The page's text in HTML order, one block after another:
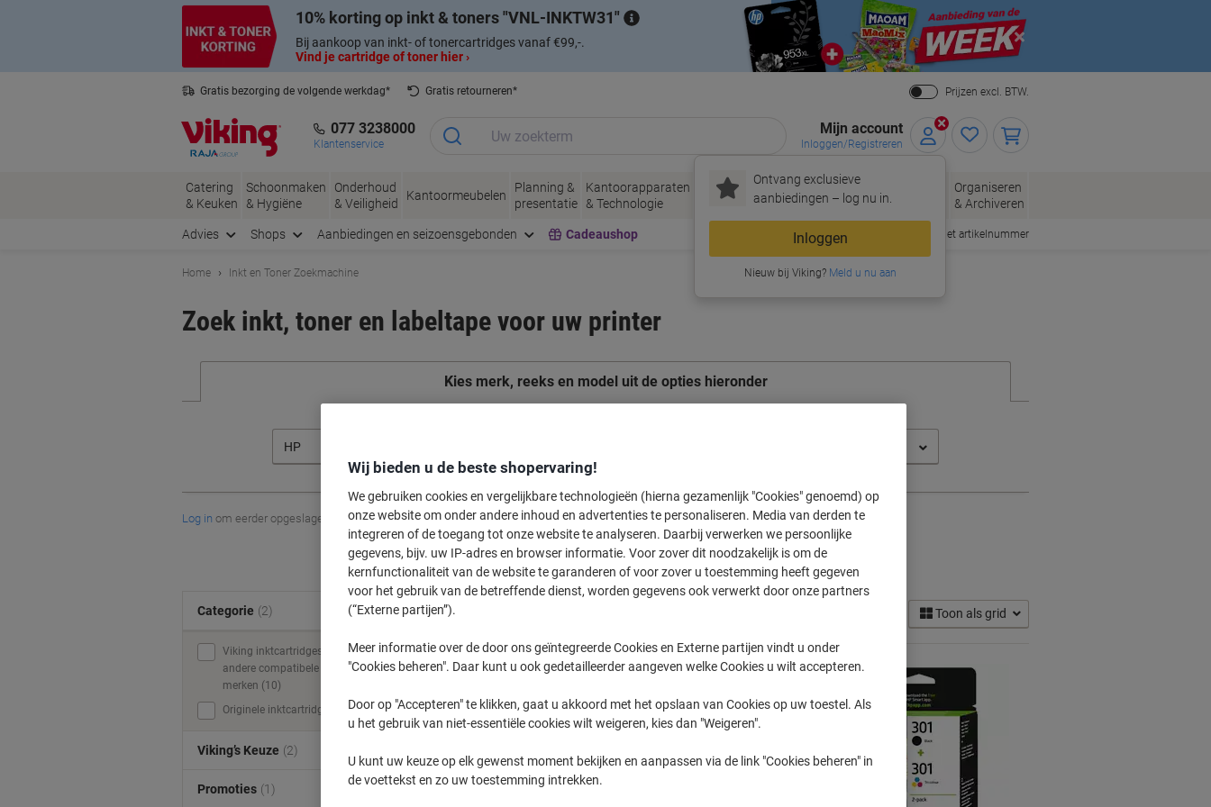
10% korting op inkt & toners VNL-INKTW31
Bij aankoop van inkt- of tonercartridges vanaf €99,-.
Vind je cartridge of toner hier ›
Close
Gratis bezorging de volgende werkdag*
Gratis retourneren*
Prijzen excl. BTW.
077 3238000
Klantenservice
Mijn account
Inloggen/Registreren
Ontvang exclusieve
aanbiedingen – log nu in.
Inloggen
Nieuw bij Viking?Meld u nu aan
Catering
& Keuken
Schoonmaken
& Hygiëne
Onderhoud
& Veiligheid
Kantoormeubelen
Planning &
presentatie
Kantoorapparaten
& Technologie
Inkt &
Toner
Papier, Enveloppen
& Verpakken
Kantoorartikelen
Organiseren
& Archiveren
Advies Shops Aanbiedingen en seizoensgebonden Cadeaushop Snel bestellen met artikelnummer
Home Inkt en Toner Zoekmachine
Zoek inkt, toner en labeltape voor uw printer
Kies merk, reeks en model uit de opties hieronder
HP
Log in om eerder opgeslagen printers en/of eerder gekochte cartridges te tonen
HP Deskjet 1514 AIO Printer Inkt Cartridges
Sorteer op: Toon als grid
Categorie (2)
Viking inktcartridges &
andere compatibele
merken (10)
Originele inktcartridges (5)
Viking’s Keuze (2)
Promoties (1)
Wij bieden u de beste shopervaring!
We gebruiken cookies en vergelijkbare technologieën (hierna gezamenlijk "Cookies" genoemd) op
onze website om onder andere inhoud en advertenties te personaliseren. Media van derden te
integreren of de toegang tot onze website te analyseren. Daarbij verwerken we persoonlijke
gegevens, bijv. uw IP-adres en browser informatie. Voor zover dit noodzakelijk is om de
kernfunctionaliteit van de website te garanderen of voor zover u toestemming heeft gegeven
voor het gebruik van de betreffende dienst, worden gegevens ook verwerkt door onze partners
(“Externe partijen”).
Meer informatie over de door ons geïntegreerde Cookies en Externe partijen vindt u onder
"Cookies beheren". Daar kunt u ook gedetailleerder aangeven welke Cookies u wilt accepteren.
Door op "Accepteren" te klikken, gaat u akkoord met het opslaan van Cookies op uw toestel. Als
u het gebruik van niet-essentiële cookies wilt weigeren, kies dan "Weigeren".
U kunt uw keuze op elk gewenst moment bekijken en aanpassen via de link "Cookies beheren" in
de voettekst en zo uw toestemming intrekken.